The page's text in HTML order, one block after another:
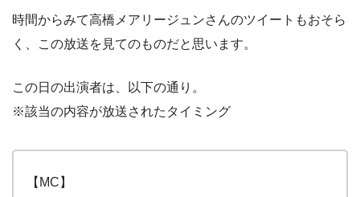
時間からみて高橋メアリージュンさんのツイートもおそら
く、この放送を見てのものだと思います。
この日の出演者は、以下の通り。
※該当の内容が放送されたタイミング
【MC】